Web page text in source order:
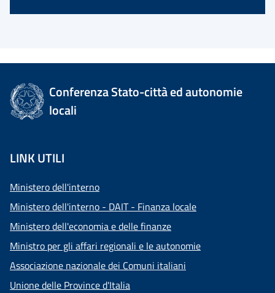
Conferenza Stato-città ed autonomie
locali
LINK UTILI
Ministero dell'interno
Ministero dell'interno - DAIT - Finanza locale
Ministero dell'economia e delle finanze
Ministro per gli affari regionali e le autonomie
Associazione nazionale dei Comuni italiani
Unione delle Province d'Italia